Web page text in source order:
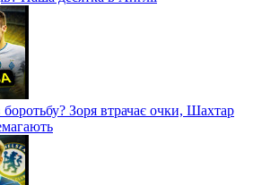
Зоря втрачає очки, Шахтар